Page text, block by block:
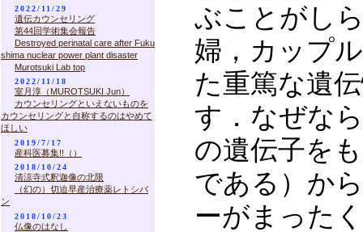
ぶことがし
婦，カップ
た重篤な遺
す．なぜな
の遺伝子を
である）か
ーがまった
2022/11/29
遺伝カウンセリング
第44回学術集会報告
Destroyed perinatal care after Fuku
shima nuclear power plant disaster
Murotsuki Lab top
2022/11/18
室月淳（MUROTSUKI Jun）
カウンセリングといえないものを
カウンセリングと自称するのはやめて
ほしい
2019/7/17
産科医募集!!（）
2018/10/24
清涼寺式釈迦像の北限
（幻の）切迫早産治療薬レトシバ
ン
2018/10/23
仏像のはなし